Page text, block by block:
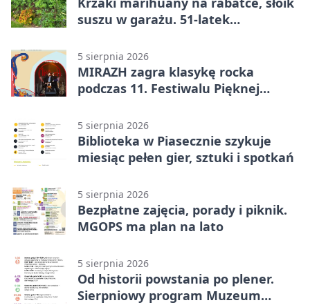
suszu w garażu. 51-latek
5 sierpnia 2026
MIRAZH zagra klasykę rocka
podczas 11. Festiwalu Pięknej
5 sierpnia 2026
Biblioteka w Piasecznie szykuje
miesiąc pełen gier, sztuki i spotkań
5 sierpnia 2026
Bezpłatne zajęcia, porady i piknik.
MGOPS ma plan na lato
5 sierpnia 2026
Od historii powstania po plener.
Sierpniowy program Muzeum